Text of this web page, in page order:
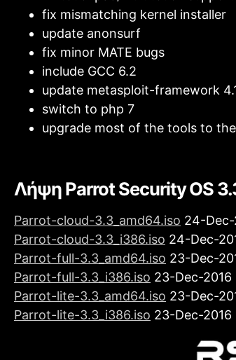
fix mismatching kernel installer
update anonsurf
fix minor MATE bugs
include GCC 6.2
update metasploit-framework
switch to php 7
upgrade most of the tools to
Λήψη Parrot Security OS
Parrot-cloud-3.3_amd64.iso 24-Dec-
Parrot-cloud-3.3_i386.iso 24-Dec-
Parrot-full-3.3_amd64.iso 23-Dec-
Parrot-full-3.3_i386.iso 23-Dec-2016
Parrot-lite-3.3_amd64.iso 23-Dec-
Parrot-lite-3.3_i386.iso 23-Dec-2016